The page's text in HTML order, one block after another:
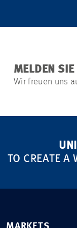
MELDEN
Wir freuen uns
TO CREATE A